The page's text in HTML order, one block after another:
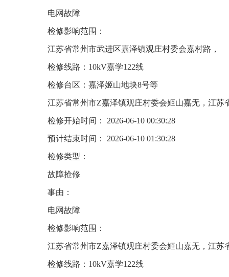
电网故障
检修影响范围：
江苏省常州市武进区嘉泽镇观庄村委会嘉村路，
检修线路：10kV嘉学122线
检修台区：嘉泽姬山地块8号等
江苏省常州市Z嘉泽镇观庄村委会姬山嘉无，江苏
检修开始时间： 2026-06-10 00:30:28
预计结束时间： 2026-06-10 01:30:28
检修类型：
故障抢修
事由：
电网故障
检修影响范围：
江苏省常州市Z嘉泽镇观庄村委会姬山嘉无，江苏
检修线路：10kV嘉学122线